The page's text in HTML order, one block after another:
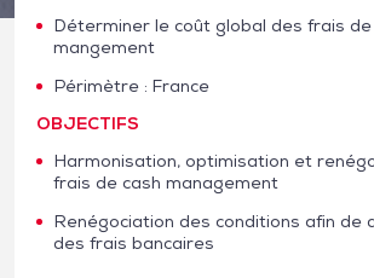
Déterminer le coût global des frais de
mangement
Périmètre : France
OBJECTIFS
Harmonisation, optimisation et
frais de cash management
Renégociation des conditions afin de
des frais bancaires